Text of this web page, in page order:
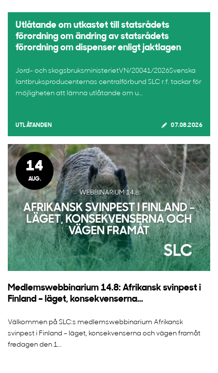
Utlåtande om utkastet till statsrådets
förordning om ändring av statsrådets
förordning om dispenser enligt jaktlagen
Jord- och skogsbruksministerietVN/20041/2026Svenska
lantbruksproducenternas centralförbund SLC r.f. tackar för
möjligheten att lämna utlåtande om u...
UTLÅTANDEN 07.08.2026
14
AUG.
Medlemswebbinarium 14.8: Afrikansk svinpest i
Finland – läget, konsekvenserna...
Välkommen på SLC:s medlemswebbinarium Afrikansk
svinpest i Finland – läget, konsekvenserna och vägen framåt
fredagen den 1...